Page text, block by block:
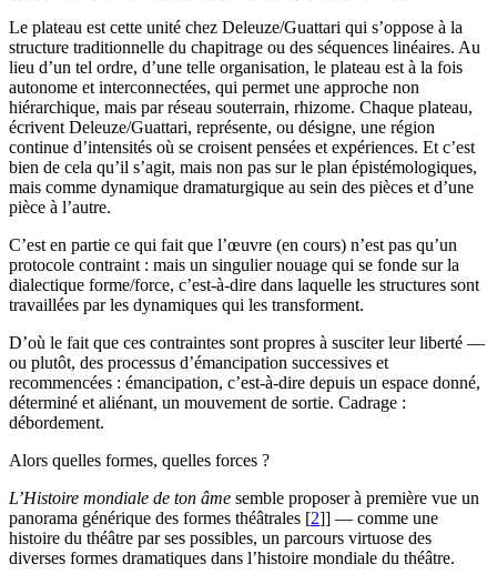
Le plateau est cette unité chez Deleuze/Guattari qui s’oppose à la
structure traditionnelle du chapitrage ou des séquences linéaires. Au
lieu d’un tel ordre, d’une telle organisation, le plateau est à la fois
autonome et interconnectées, qui permet une approche non
hiérarchique, mais par réseau souterrain, rhizome. Chaque plateau,
écrivent Deleuze/Guattari, représente, ou désigne, une région
continue d’intensités où se croisent pensées et expériences. Et c’est
bien de cela qu’il s’agit, mais non pas sur le plan épistémologiques,
mais comme dynamique dramaturgique au sein des pièces et d’une
pièce à l’autre.
C’est en partie ce qui fait que l’œuvre (en cours) n’est pas qu’un
protocole contraint : mais un singulier nouage qui se fonde sur la
dialectique forme/force, c’est-à-dire dans laquelle les structures sont
travaillées par les dynamiques qui les transforment.
D’où le fait que ces contraintes sont propres à susciter leur liberté —
ou plutôt, des processus d’émancipation successives et
recommencées : émancipation, c’est-à-dire depuis un espace donné,
déterminé et aliénant, un mouvement de sortie. Cadrage :
débordement.
Alors quelles formes, quelles forces ?
L’Histoire mondiale de ton âme semble proposer à première vue un
panorama générique des formes théâtrales [2]] — comme une
histoire du théâtre par ses possibles, un parcours virtuose des
diverses formes dramatiques dans l’histoire mondiale du théâtre.